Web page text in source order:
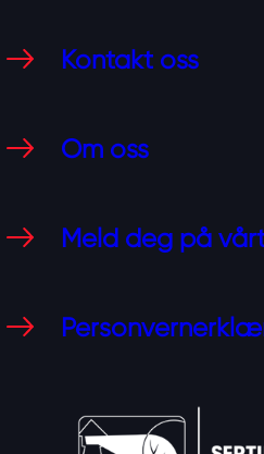
Kontakt oss
Om oss
Meld deg på